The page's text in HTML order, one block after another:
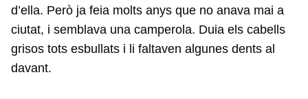
d’ella. Però ja feia molts anys que no anava mai a
ciutat, i semblava una camperola. Duia els cabells
grisos tots esbullats i li faltaven algunes dents al
davant.